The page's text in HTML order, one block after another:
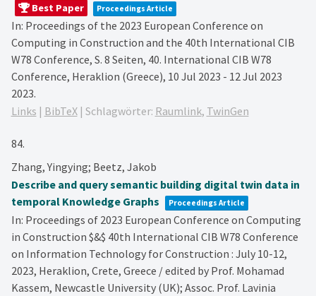
Best Paper Proceedings Article
In: Proceedings of the 2023 European Conference on
Computing in Construction and the 40th International CIB
W78 Conference, S. 8 Seiten, 40. International CIB W78
Conference, Heraklion (Greece), 10 Jul 2023 - 12 Jul 2023
2023.
Links | BibTeX| Schlagwörter: Raumlink, TwinGen
84.
Zhang, Yingying; Beetz, Jakob
Describe and query semantic building digital twin data in
temporal Knowledge Graphs
Proceedings Article
In: Proceedings of 2023 European Conference on Computing
in Construction $&$ 40th International CIB W78 Conference
on Information Technology for Construction : July 10-12,
2023, Heraklion, Crete, Greece / edited by Prof. Mohamad
Kassem, Newcastle University (UK); Assoc. Prof. Lavinia